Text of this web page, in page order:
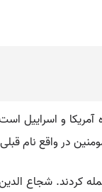
و اسراییل است
در واقع نام
کردند. شجاع